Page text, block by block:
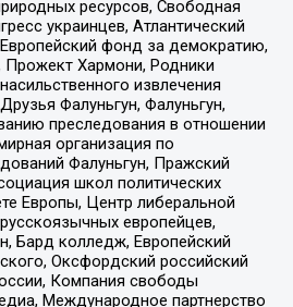
ресурсов, Свободная
украинцев, Атлантический
фонд за демократию,
Хармони, Родники
извлечения
Фалуньгун, Фалуньгун,
преследования в отношении
организация по
Фалуньгун, Пражский
школ политических
Европы, Центр либеральной
европейцев,
Бард колледж, Европейский
Оксфордский российский
Компания свободы
Международное партнерство